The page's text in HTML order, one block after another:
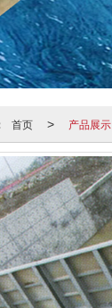
首页 > 产品展示